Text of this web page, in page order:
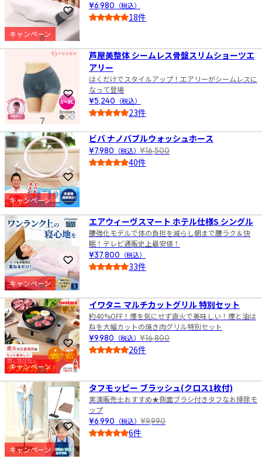
お気に入りに登録
キャンペーン
¥6,980 （税込）
18件
お気に入りに登録
6
芦屋美整体 シームレス骨盤スリムショーツエ
アリー
はくだけでスタイルアップ！エアリーがシームレスに
なって登場
¥5,240 （税込）
23件
お気に入りに登録
キャンペーン
7
ビバ ナノバブルウォッシュホース
¥7,980 （税込） ¥16,500
40件
お気に入りに登録
キャンペーン
8
エアウィーヴスマート ホテル仕様S シングル
腰強化モデルで体の負担を減らし朝まで腰ラク＆快
眠！テレビ通販史上最安値！
¥37,800 （税込）
33件
お気に入りに登録
キャンペーン
9
イワタニ マルチカットグリル 特別セット
約40%OFF！煙を気にせず直火で美味しい！煙と油は
ねを大幅カットの焼き肉グリル特別セット
¥9,980 （税込） ¥16,800
26件
お気に入りに登録
キャンペーン
10
タフモッピー ブラッシュ(クロス1枚付)
実演販売士おすすめ★側面ブラシ付きタフなお掃除モ
ップ
¥6,990 （税込） ¥9,990
6件